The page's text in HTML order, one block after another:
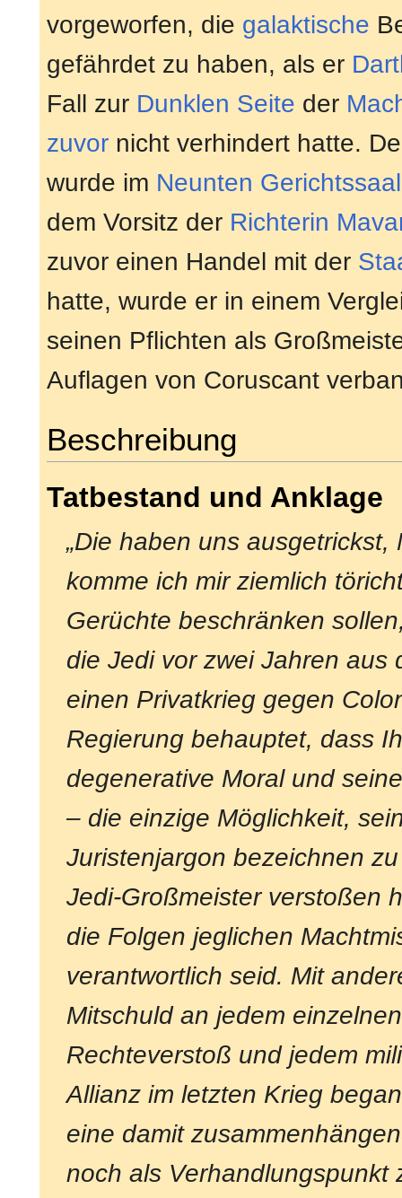
vorgeworfen, die galaktische
gefährdet zu haben, als er
Fall zur Dunklen Seite der
zuvor nicht verhindert hatte.
wurde im Neunten Gerichtssaal
dem Vorsitz der Richterin
zuvor einen Handel mit der
hatte, wurde er in einem
seinen Pflichten als
Auflagen von Coruscant
Beschreibung
Tatbestand und Anklage
„Die haben uns
komme ich mir ziemlich
Gerüchte beschränken
die Jedi vor zwei Jahren aus
einen Privatkrieg gegen
Regierung behauptet, dass
degenerative Moral und
– die einzige Möglichkeit,
Juristenjargon bezeichnen
Jedi-Großmeister verstoßen
die Folgen jeglichen
verantwortlich seid. Mit
Mitschuld an jedem
Rechteverstoß und jedem
Allianz im letzten Krieg
eine damit
noch als Verhandlungspunkt